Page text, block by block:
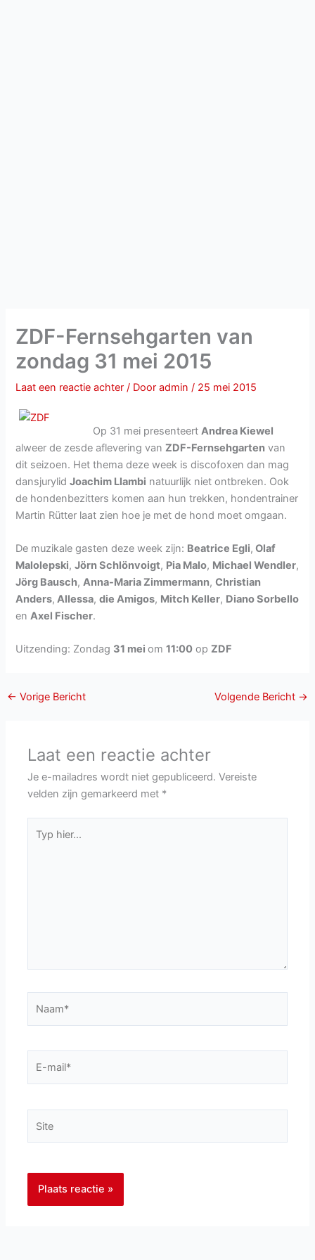
ZDF-Fernsehgarten van
zondag 31 mei 2015
Laat een reactie achter / Dooradmin/ 25 mei 2015
Op 31 mei presenteertAndrea Kiewel
alweer de zesde aflevering vanZDF-Fernsehgarten van
dit seizoen. Het thema deze week is discofoxen dan mag
dansjurylidJoachim Llambi natuurlijk niet ontbreken. Ook
de hondenbezitters komen aan hun trekken, hondentrainer
Martin Rütter laat zien hoe je met de hond moet omgaan.
De muzikale gasten deze week zijn: Beatrice Egli, Olaf
Malolepski,Jörn Schlönvoigt, Pia Malo, Michael Wendler,
Jörg Bausch,Anna-Maria Zimmermann,Christian
Anders, Allessa,die Amigos, Mitch Keller, Diano Sorbello
enAxel Fischer.
Uitzending: Zondag 31 meiom11:00 opZDF
← Vorige Bericht Volgende Bericht →
Laat een reactie achter
Je e-mailadres wordt niet gepubliceerd. Vereiste
velden zijn gemarkeerd met *
hier...
mail*